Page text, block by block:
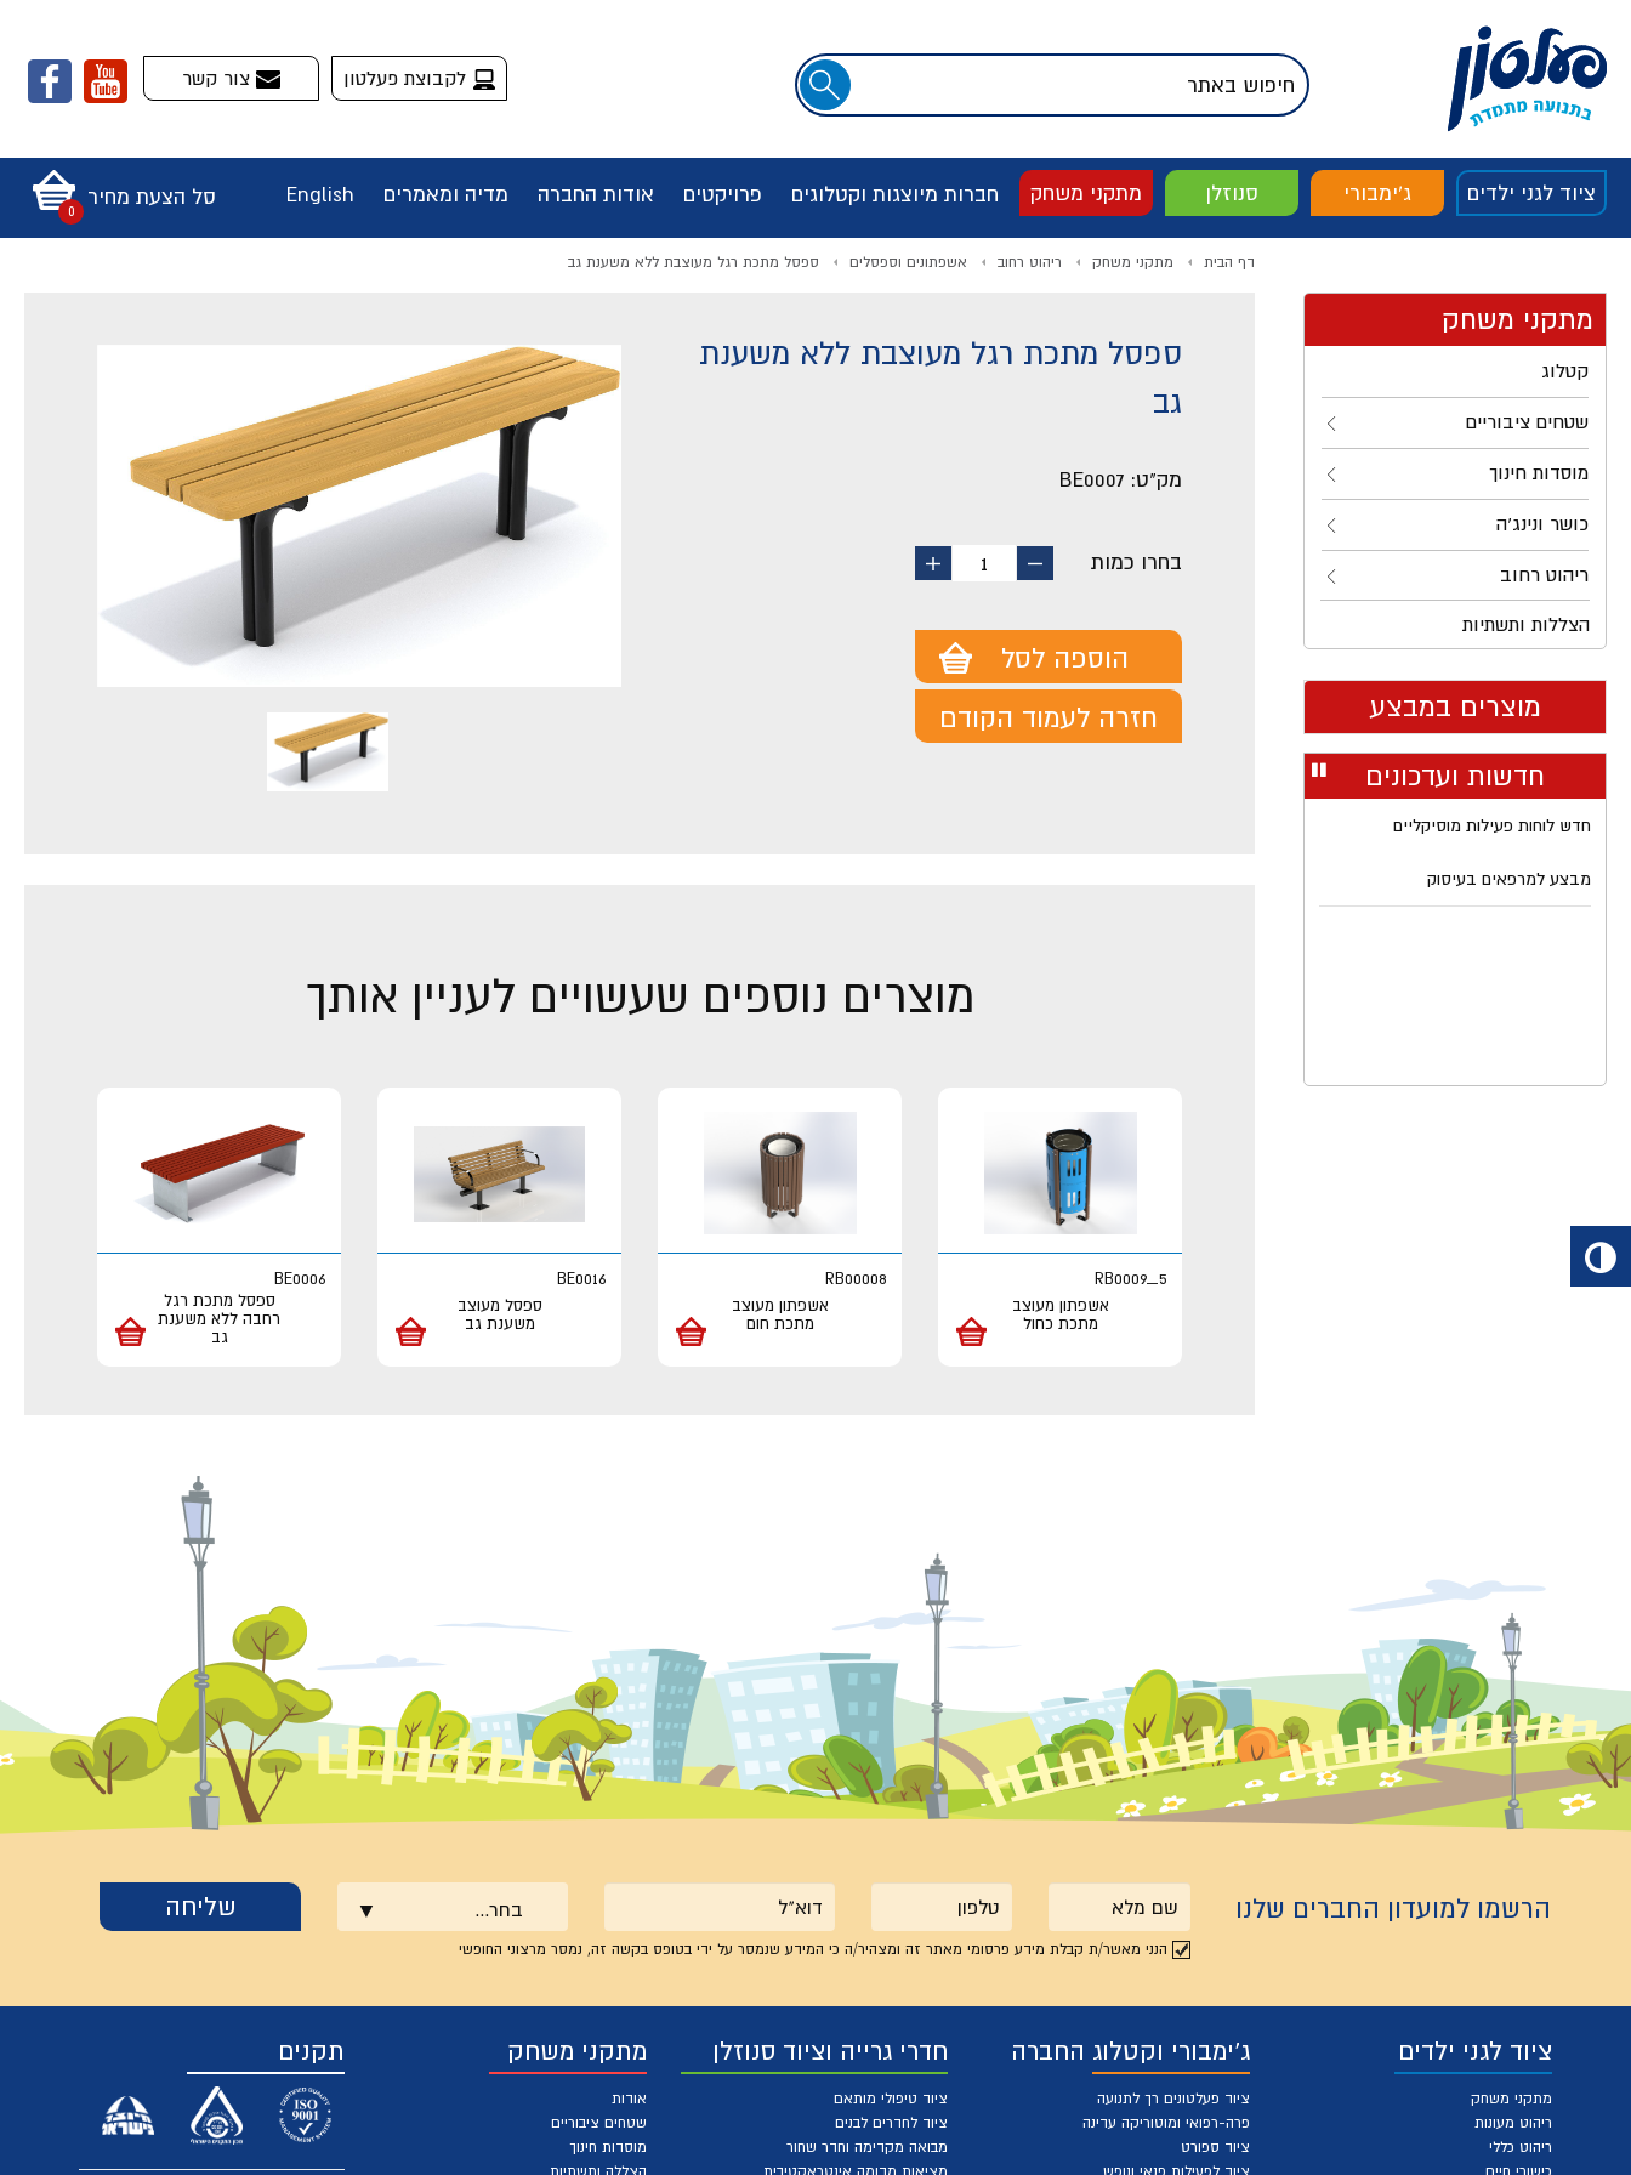
דלג לסרגל הניווט
דלג לתפריט ציוד
אודות החברה
דלג לסוף העמוד
חיפוש
לקבוצת פעלטון צור קשר
ציוד לגני ילדים ג'ימבורי סנוזלן מתקני משחק חברות מיוצגות וקטלוגים פרויקטים אודות החברה מדיה ומאמרים English סל הצעת מחיר
מתקני משחק
קטלוג
שטחים ציבוריים
מוסדות חינוך
כושר ונינג'ה
ריהוט רחוב
הצללות ותשתיות
מוצרים במבצע
עצור
חדשות ועדכונים
חדש לוחות פעילות מוסיקליים
מבצע למרפאים בעיסוק
דף הבית מתקני משחק ריהוט רחוב אשפתונים וספסלים ספסל מתכת רגל מעוצבת ללא משענת גב
ספסל מתכת רגל מעוצבת ללא משענת
גב
מק"ט: BE0007
בחרו כמות
החסר
1
הוסף
הוספה לסל
חזרה לעמוד הקודם
מוצרים נוספים שעשויים לעניין אותך
RB0009_5
אשפתון מעוצב
מתכת כחול
RB00008
אשפתון מעוצב
מתכת חום
BE0016
ספסל מעוצב
משענת גב
BE0006
ספסל מתכת רגל
רחבה ללא משענת
גב
הרשמו למועדון החברים שלנו
שם
בחר...
הנני מאשר/ת קבלת מידע פרסומי מאתר זה ומצהיר/ה כי המידע שנמסר על ידי בטופס בקשה זה, נמסר מרצוני החופשי
תקנים ציוד לגני ילדים
מתקני משחק
ריהוט מעונות
ריהוט כללי
כישורי חיים
ג'ימבורי וקטלוג החברה
ציוד פעלטונים רך לתנועה
פרה-רפואי ומוטוריקה עדינה
ציוד ספורט
ציוד לפעילות פנאי ונופש
חדרי גרייה וציוד סנוזלן
ציוד טיפולי מותאם
ציוד לחדרים לבנים
מבואה מקדימה וחדר שחור
מציאות מדומה אינטראקטיבית
מתקני משחק
אודות
שטחים ציבוריים
מוסדות חינוך
הצללה ותשתיות